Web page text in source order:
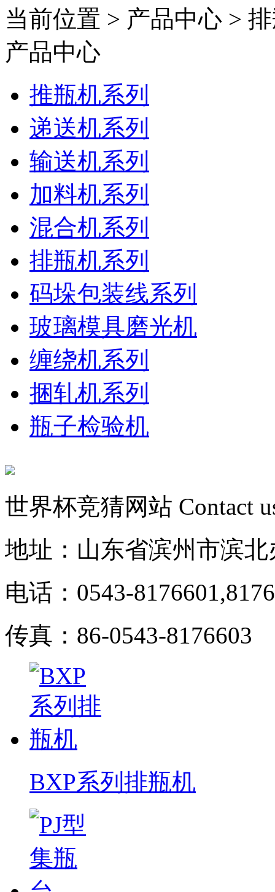
当前位置 > 产品中心 >
产品中心
推瓶机系列
递送机系列
输送机系列
加料机系列
混合机系列
排瓶机系列
码垛包装线系列
玻璃模具磨光机
缠绕机系列
捆轧机系列
瓶子检验机
世界杯竞猜网站 Contact
地址：山东省滨州市滨
电话：0543-
传真：86-0543-8176603
BXP系列排瓶机